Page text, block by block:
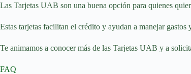
Las Tarjetas UAB son una buena opción para quienes
Estas tarjetas facilitan el crédito y ayudan a manejar
Te animamos a conocer más de las Tarjetas UAB y a
FAQ